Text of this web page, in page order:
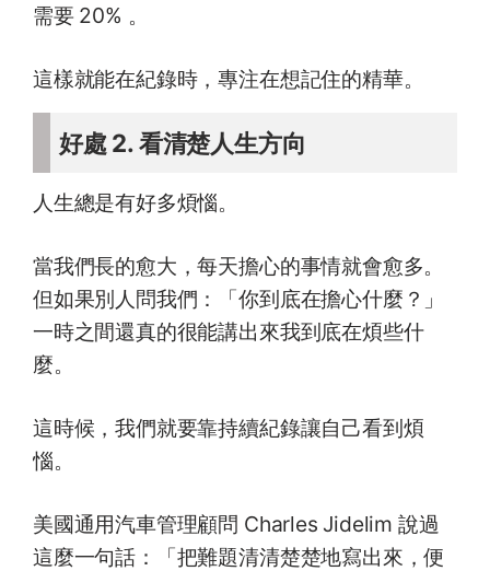
需要 20% 。
這樣就能在紀錄時，專注在想記住的精華。
好處 2. 看清楚人生方向
人生總是有好多煩惱。
當我們長的愈大，每天擔心的事情就會愈多。
但如果別人問我們：「你到底在擔心什麼？」
一時之間還真的很能講出來我到底在煩些什
麼。
這時候，我們就要靠持續紀錄讓自己看到煩
惱。
美國通用汽車管理顧問 Charles Jidelim 說過
這麼一句話：「把難題清清楚楚地寫出來，便